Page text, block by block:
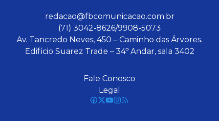
redacao@fbcomunicacao.com.br
(71) 3042-8626/9908-5073
Av. Tancredo Neves, 450 – Caminho das Árvores.
Edifício Suarez Trade – 34º Andar, sala 3402
Fale Conosco
Legal